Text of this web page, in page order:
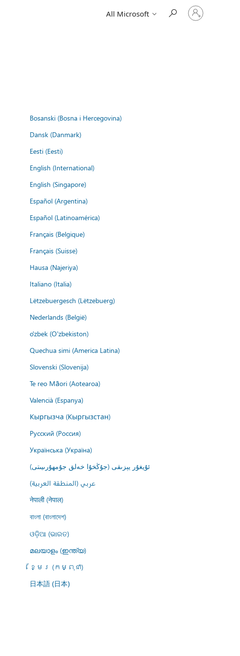
All Microsoft
Sign
in
Bosanski (Bosna i Hercegovina)
Dansk (Danmark)
Eesti (Eesti)
English (International)
English (Singapore)
Español (Argentina)
Español (Latinoamérica)
Français (Belgique)
Français (Suisse)
Hausa (Najeriya)
Italiano (Italia)
Lëtzebuergesch (Lëtzebuerg)
Nederlands (België)
o'zbek (O'zbekiston)
Quechua simi (America Latina)
Slovenski (Slovenija)
Te reo Māori (Aotearoa)
Valencià (Espanya)
Кыргызча (Кыргызстан)
Русский (Россия)
Українська (Україна)
ئۇيغۇر يېزىقى (جۇڭخۇا خەلق جۇمھۇرىيىتى)
عربي (المنطقة العربية)
नेपाली (नेपाल)
বাংলা (বাংলাদেশ)
ଓଡ଼ିଆ (ଭାରତ)
മലയാളം (ഇന്ത്യ)
ខ្មែរ (កម្ពុជា)
日本語 (日本)